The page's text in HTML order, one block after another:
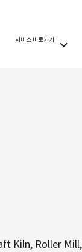
서비스 바로가기
Kiln, Roller